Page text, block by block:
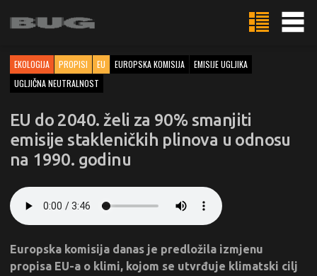
EKOLOGIJA PROPISI EU EUROPSKA KOMISIJA
EMISIJE UGLJIKA
UGLJIČNA NEUTRALNOST
EU do 2040. želi za 90% smanjiti
emisije stakleničkih plinova u odnosu
na 1990. godinu
Europska komisija danas je predložila izmjenu
propisa EU-a o klimi, kojom se utvrđuje klimatski cilj